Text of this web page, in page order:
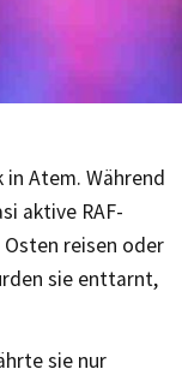
Atem. Während
aktive RAF-
reisen oder
sie enttarnt,
sie nur